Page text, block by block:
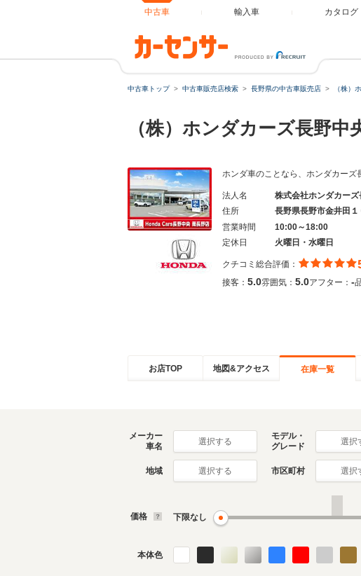
中古車 輸入車 カタログ
中古車トップ 中古車販売店検索 長野県の中古車販売店 （株）
（株）ホンダカーズ長野
ホンダ車のことなら、ホンダカーズ
法人名
株式会社ホンダカーズ
住所
長野県長野市金井田１
営業時間
10:00～18:00
定休日
火曜日・水曜日
クチコミ総合評価：
接客： 5.0雰囲気： 5.0アフター： -
お店TOP 地図&アクセス 在庫一覧
メーカー
車名
選択する
モデル・
グレード
選択
地域 選択する 市区町村 選択
価格 下限なし
本体色